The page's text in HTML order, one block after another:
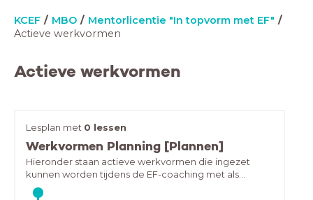
KCEF MBO
Mentorlicentie "In topvorm met EF"
Actieve werkvormen
Actieve werkvormen
Lesplan met 0 lessen
Werkvormen Planning [Plannen]
Hieronder staan actieve werkvormen die ingezet
kunnen worden tijdens de EF-coaching met als
onderwerp EF 1: Planning [Plannen]